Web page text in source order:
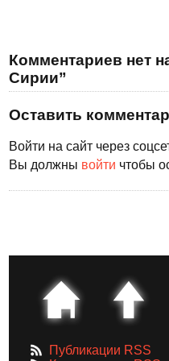
Комментариев нет
Сирии”
Оставить
Войти на сайт через
Вы должны войти чтобы
Публикации RSS